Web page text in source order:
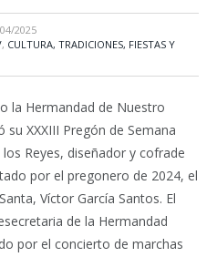
2025
, CULTURA, TRADICIONES, FIESTAS Y
la Hermandad de Nuestro
su XXXIII Pregón de Semana
Reyes, diseñador y cofrade
por el pregonero de 2024, el
Víctor García Santos. El
de la Hermandad
por el concierto de marchas